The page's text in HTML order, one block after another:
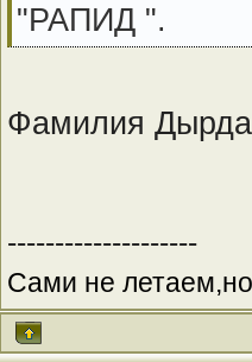
"РАПИД ".
Фамилия
--------------------
Сами не